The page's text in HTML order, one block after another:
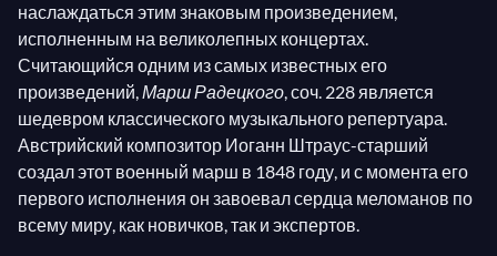
наслаждаться этим знаковым произведением,
исполненным на великолепных концертах.
Считающийся одним из самых известных его
произведений,Марш Радецкого, соч. 228 является
шедевром классического музыкального репертуара.
Австрийский композитор Иоганн Штраус-старший
создал этот военный марш в 1848 году, и с момента его
первого исполнения он завоевал сердца меломанов по
всему миру, как новичков, так и экспертов.